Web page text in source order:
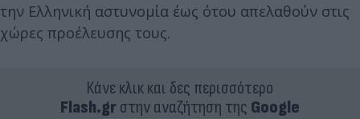
την Ελληνική αστυνομία έως ότου απελαθούν στις
χώρες προέλευσης τους.
Κάνε κλικ και δες περισσότερο
Flash.grστην αναζήτηση της Google